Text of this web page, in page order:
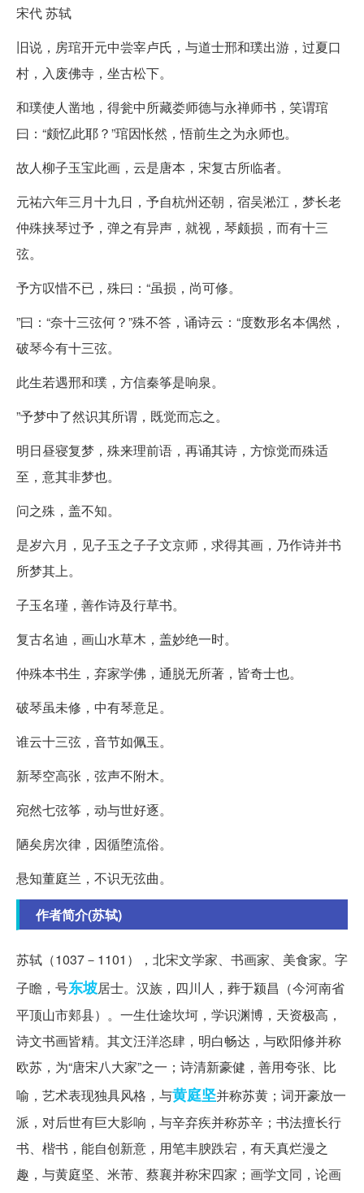
宋代 苏轼
旧说，房琯开元中尝宰卢氏，与道士邢和璞出游，过夏口
村，入废佛寺，坐古松下。
和璞使人凿地，得瓮中所藏娄师德与永禅师书，笑谓琯
曰：“颇忆此耶？”琯因怅然，悟前生之为永师也。
故人柳子玉宝此画，云是唐本，宋复古所临者。
元祐六年三月十九日，予自杭州还朝，宿吴淞江，梦长老
仲殊挟琴过予，弹之有异声，就视，琴颇损，而有十三
弦。
予方叹惜不已，殊曰：“虽损，尚可修。
”曰：“奈十三弦何？”殊不答，诵诗云：“度数形名本偶然，
破琴今有十三弦。
此生若遇邢和璞，方信秦筝是响泉。
”予梦中了然识其所谓，既觉而忘之。
明日昼寝复梦，殊来理前语，再诵其诗，方惊觉而殊适
至，意其非梦也。
问之殊，盖不知。
是岁六月，见子玉之子子文京师，求得其画，乃作诗并书
所梦其上。
子玉名瑾，善作诗及行草书。
复古名迪，画山水草木，盖妙绝一时。
仲殊本书生，弃家学佛，通脱无所著，皆奇士也。
破琴虽未修，中有琴意足。
谁云十三弦，音节如佩玉。
新琴空高张，弦声不附木。
宛然七弦筝，动与世好逐。
陋矣房次律，因循堕流俗。
悬知董庭兰，不识无弦曲。
作者简介(苏轼)
苏轼（1037－1101），北宋文学家、书画家、美食家。字
子瞻，号东坡居士。汉族，四川人，葬于颍昌（今河南省
平顶山市郏县）。一生仕途坎坷，学识渊博，天资极高，
诗文书画皆精。其文汪洋恣肆，明白畅达，与欧阳修并称
欧苏，为“唐宋八大家”之一；诗清新豪健，善用夸张、比
喻，艺术表现独具风格，与黄庭坚并称苏黄；词开豪放一
派，对后世有巨大影响，与辛弃疾并称苏辛；书法擅长行
书、楷书，能自创新意，用笔丰腴跌宕，有天真烂漫之
趣，与黄庭坚、米芾、蔡襄并称宋四家；画学文同，论画